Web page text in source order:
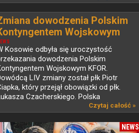
dowodzenia Polskim
Wojskowym
w Kosowie
Kosowie odbyła się uroczystość
dowodzenia Polskim
Wojskowym KFOR.
LIV zmiany został płk Piotr
który przejął obowiązki od płk.
Czacherskiego. Polska
Czytaj całość »
NEWS